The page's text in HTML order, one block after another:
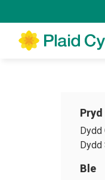
Pryd
Ble